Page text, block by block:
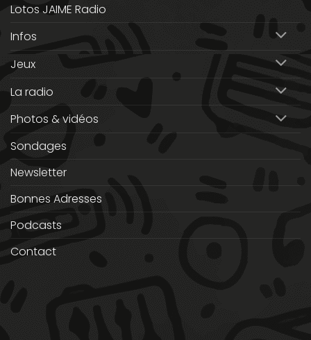
Lotos JAIME Radio
Infos
Jeux
La radio
Photos & vidéos
Sondages
Newsletter
Bonnes Adresses
Podcasts
Contact